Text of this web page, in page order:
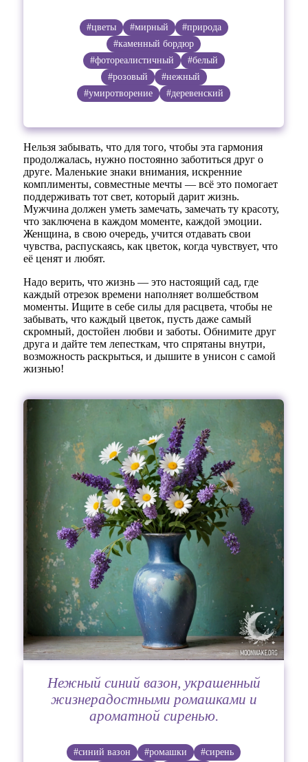
#цветы #мирный
#природа
#каменный бордюр
#фотореалистичный
#белый
#розовый
#нежный
#умиротворение
#деревенский
Нельзя забывать, что для того, чтобы эта гармония
продолжалась, нужно постоянно заботиться друг о
друге. Маленькие знаки внимания, искренние
комплименты, совместные мечты — всё это помогает
поддерживать тот свет, который дарит жизнь.
Мужчина должен уметь замечать, замечать ту красоту,
что заключена в каждом моменте, каждой эмоции.
Женщина, в свою очередь, учится отдавать свои
чувства, распускаясь, как цветок, когда чувствует, что
её ценят и любят.
Надо верить, что жизнь — это настоящий сад, где
каждый отрезок времени наполняет волшебством
моменты. Ищите в себе силы для расцвета, чтобы не
забывать, что каждый цветок, пусть даже самый
скромный, достойен любви и заботы. Обнимите друг
друга и дайте тем лепесткам, что спрятаны внутри,
возможность раскрыться, и дышите в унисон с самой
жизнью!
Нежный синий вазон, украшенный
жизнерадостными ромашками и
ароматной сиренью.
#синий вазон #ромашки
#сирень